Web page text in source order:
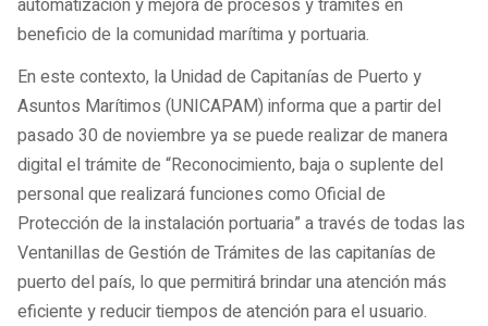
automatización y mejora de procesos y trámites en
beneficio de la comunidad marítima y portuaria.
En este contexto, la Unidad de Capitanías de Puerto y
Asuntos Marítimos (UNICAPAM) informa que a partir del
pasado 30 de noviembre ya se puede realizar de manera
digital el trámite de “Reconocimiento, baja o suplente del
personal que realizará funciones como Oficial de
Protección de la instalación portuaria” a través de todas las
Ventanillas de Gestión de Trámites de las capitanías de
puerto del país, lo que permitirá brindar una atención más
eficiente y reducir tiempos de atención para el usuario.